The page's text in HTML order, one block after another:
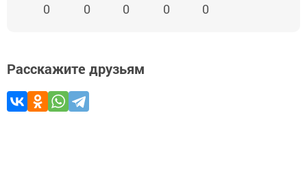
0 0 0 0 0
Расскажите друзьям